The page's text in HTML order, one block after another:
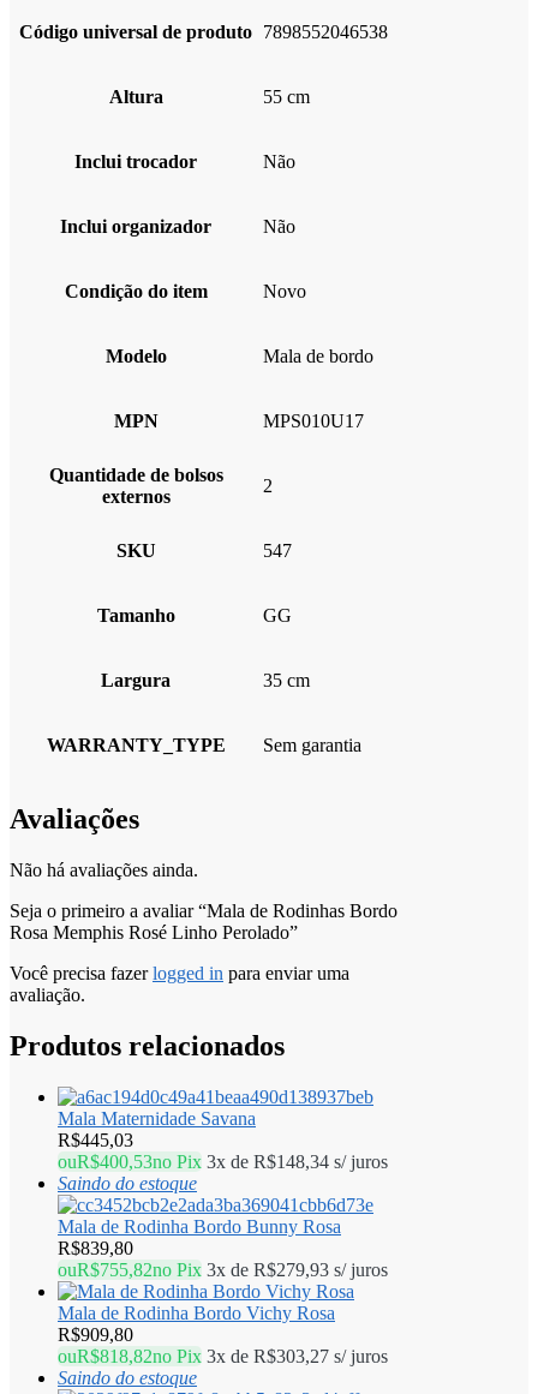
Código universal de produto 7898552046538
Altura 55 cm
Inclui trocador Não
Inclui organizador Não
Condição do item Novo
Modelo Mala de bordo
MPN MPS010U17
Quantidade de bolsos
externos
2
SKU 547
Tamanho GG
Largura 35 cm
WARRANTY_TYPE Sem garantia
Avaliações
Não há avaliações ainda.
Seja o primeiro a avaliar “Mala de Rodinhas Bordo
Rosa Memphis Rosé Linho Perolado”
Você precisa fazerlogged in para enviar uma
avaliação.
Produtos relacionados
Mala Maternidade Savana
R$445,03
ouR$400,53no Pix 3x de R$148,34 s/ juros
Saindo do estoque
Mala de Rodinha Bordo Bunny Rosa
R$839,80
ouR$755,82no Pix 3x de R$279,93 s/ juros
Mala de Rodinha Bordo Vichy Rosa
R$909,80
ouR$818,82no Pix 3x de R$303,27 s/ juros
Saindo do estoque